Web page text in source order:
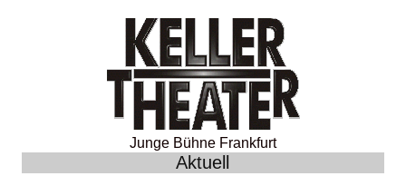
Junge Bühne Frankfurt
Aktuell